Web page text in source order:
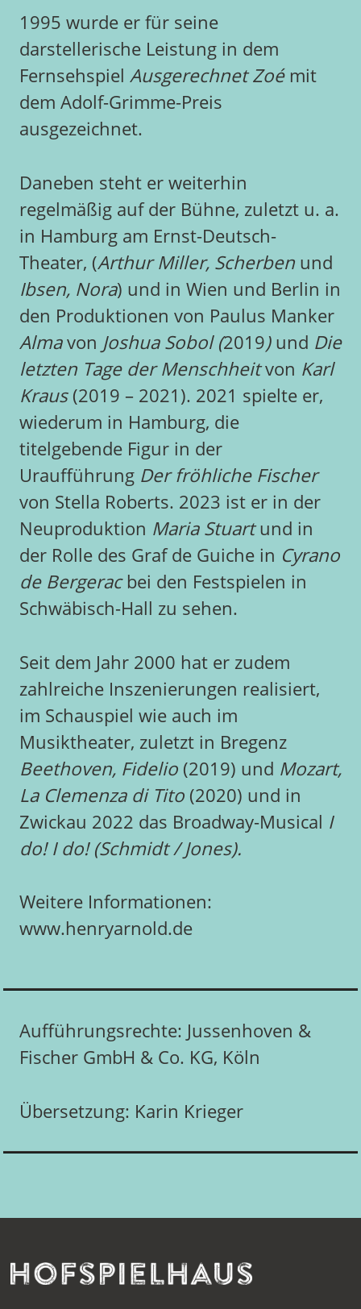
1995 wurde er für seine
darstellerische Leistung in dem
Fernsehspiel Ausgerechnet Zoémit
dem Adolf-Grimme-Preis
ausgezeichnet.
Daneben steht er weiterhin
regelmäßig auf der Bühne, zuletzt u. a.
in Hamburg am Ernst-Deutsch-
Theater, (Arthur Miller, Scherben und
Ibsen, Nora) und in Wien und Berlin in
den Produktionen von Paulus Manker
Almavon Joshua Sobol (2019)und Die
letzten Tage der Menschheitvon Karl
Kraus(2019 – 2021). 2021 spielte er,
wiederum in Hamburg, die
titelgebende Figur in der
Uraufführung Der fröhliche Fischer
von Stella Roberts. 2023 ist er in der
Neuproduktion Maria Stuartund in
der Rolle des Graf de Guiche in Cyrano
de Bergeracbei den Festspielen in
Schwäbisch-Hall zu sehen.
Seit dem Jahr 2000 hat er zudem
zahlreiche Inszenierungen realisiert,
im Schauspiel wie auch im
Musiktheater, zuletzt in Bregenz
Beethoven, Fidelio (2019) und Mozart,
La Clemenza di Tito (2020) und in
Zwickau 2022 das Broadway-Musical I
do! I do! (Schmidt / Jones).
Weitere Informationen:
www.henryarnold.de
Aufführungsrechte: Jussenhoven &
Fischer GmbH & Co. KG, Köln
Übersetzung: Karin Krieger